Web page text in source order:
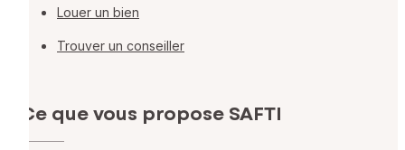
Louer un bien
Trouver un conseiller
Ce que vous propose SAFTI